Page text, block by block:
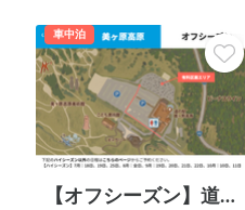
車中泊
【オフシーズン】道の駅 美ヶ原高原